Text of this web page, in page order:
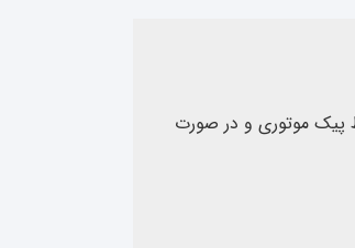
شهرداری تهران ) توسط پیک موتوری و در صورت